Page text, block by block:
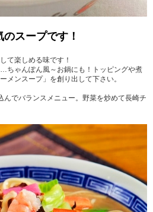
スープです！
て楽しめる味です！
ちゃんぽん風～お鍋にも！トッピングや煮
メンスープ」を創り出して下さい。
でバランスメニュー。野菜を炒めて長崎チ